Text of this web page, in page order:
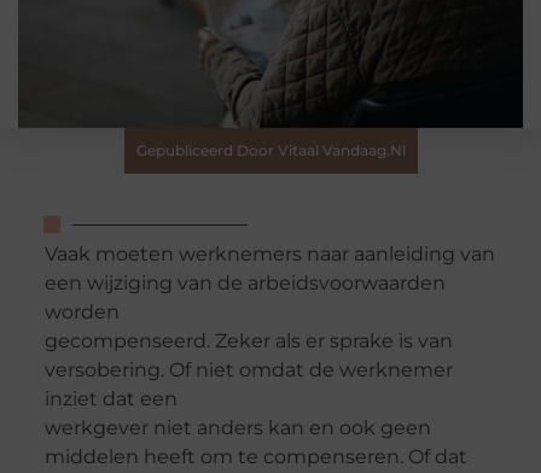
Gepubliceerd Door Vitaal Vandaag.nl
Vaak moeten werknemers naar aanleiding van
een wijziging van de arbeidsvoorwaarden
worden
gecompenseerd. Zeker als er sprake is van
versobering. Of niet omdat de werknemer
inziet dat een
werkgever niet anders kan en ook geen
middelen heeft om te compenseren. Of dat